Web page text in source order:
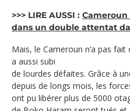
>>> LIRE AUSSI : Cameroun
dans un double attentat
Mais, le Cameroun n’a pas
a aussi subi
de lourdes défaites. Grâce à
depuis de longs mois, les
ont pu libérer plus de 5000